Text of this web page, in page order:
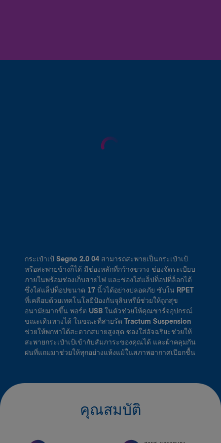
กระเป๋าเป้ Segno 2.0 04 สามารถสะพายเป็นกระเป๋าเป้
หรือสะพายข้างก็ได้ มีช่องหลักที่กว้างขวาง ช่องจัดระเบียบ
ภายในพร้อมช่องเก็บสายไฟ และช่องใส่แล็ปท็อปที่ล็อกได้
ซึ่งใส่แล็ปท็อปขนาด 17 นิ้วได้อย่างปลอดภัย ซับใน RPET
ที่เคลือบด้วยเทคโนโลยีป้องกันจุลินทรีย์ช่วยให้ถูกสุข
อนามัยมากขึ้น พอร์ต USB ในตัวช่วยให้คุณชาร์จอุปกรณ์
ขณะเดินทางได้ ในขณะที่สายรัด Tractum Suspension
ช่วยให้พกพาได้สะดวกสบายสูงสุด ซองใส่อัจฉริยะช่วยให้
สะพายกระเป๋าเป้เข้ากับสัมภาระของคุณได้ และผ้าคลุมกัน
ฝนที่แถมมาช่วยให้ทุกอย่างแห้งแม้ในสภาพอากาศเปียกชื้น
คุณสมบัติ